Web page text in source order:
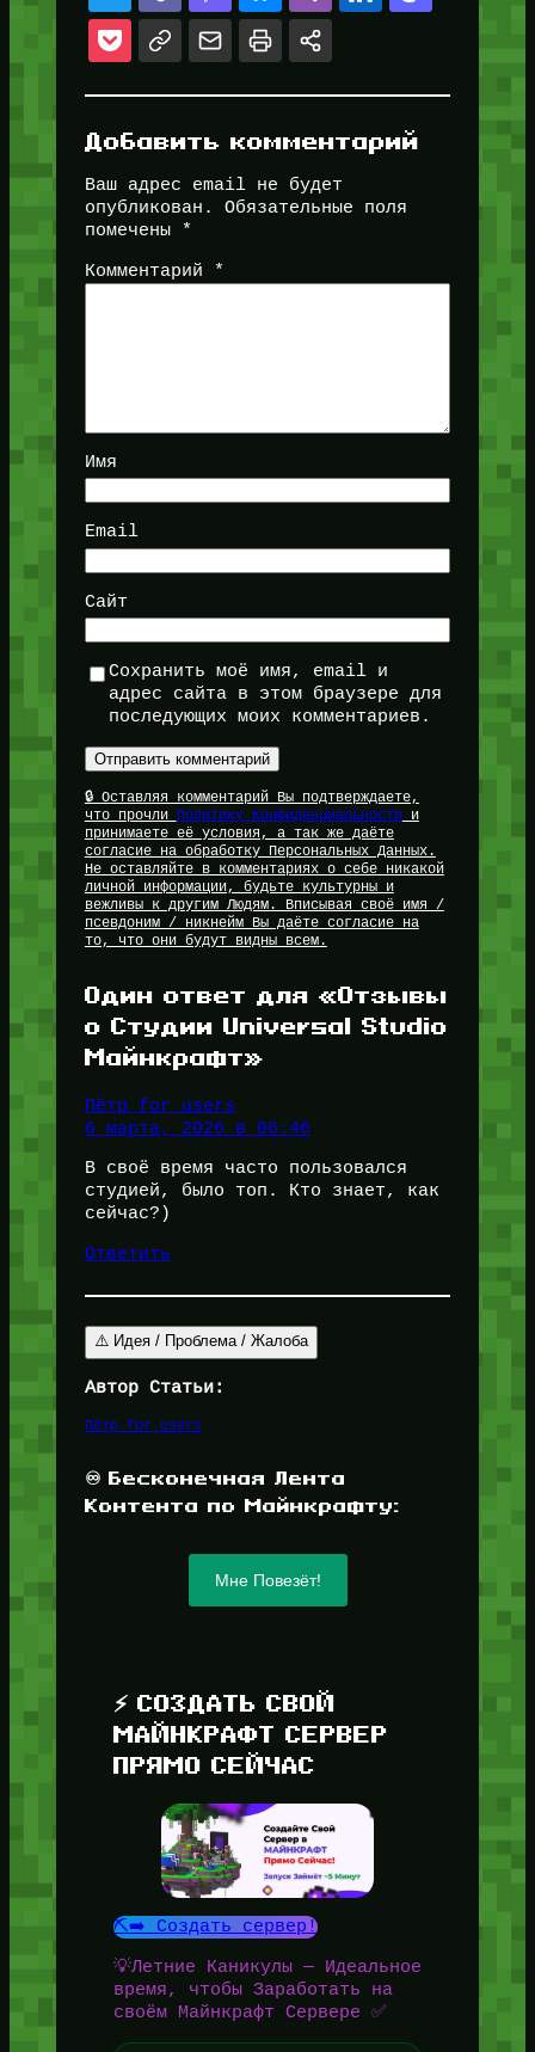
Добавить комментарий
Ваш адрес email не будет
опубликован.
Обязательные поля
помечены
*
Комментарий *
Имя
Email
Сайт
Сохранить моё имя, email и
адрес сайта в этом браузере для
последующих моих комментариев.
🔒 Оставляя комментарий Вы подтверждаете,
что прочли Политику Конфиденциальностии
принимаете её условия, а так же даёте
согласие на обработку Персональных Данных.
Не оставляйте в комментариях о себе никакой
личной информации, будьте культурны и
вежливы к другим Людям. Вписывая своё имя /
псевдоним / никнейм Вы даёте согласие на
то, что они будут видны всем.
Один ответ для «Отзывы
о Студии Universal Studio
Майнкрафт»
Пётр for_users
6 марта, 2026 в 06:46
В своё время часто пользовался
студией, было топ. Кто знает, как
сейчас?)
Ответить
⚠️ Идея / Проблема / Жалоба
Автор Статьи:
Пётр for_users
♾️ Бесконечная Лента
Контента по Майнкрафту:
Мне Повезёт!
⚡ СОЗДАТЬ СВОЙ
МАЙНКРАФТ СЕРВЕР
ПРЯМО СЕЙЧАС
⛏️➡️ Создать сервер!
💡Летние Каникулы — Идеальное
время, чтобы Заработать на
своём Майнкрафт Сервере ✅